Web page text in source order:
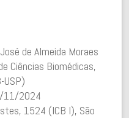
de Almeida Moraes
Ciências Biomédicas,
USP)
11/2024
1524 (ICB I), São